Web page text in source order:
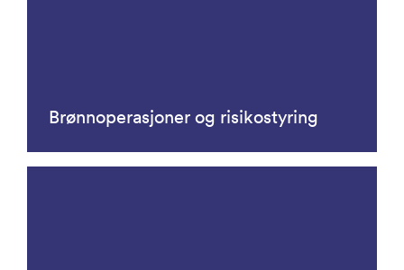
Brønnoperasjoner og risikostyring